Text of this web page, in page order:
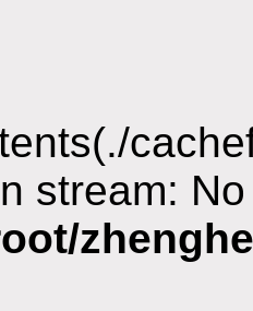
stream: